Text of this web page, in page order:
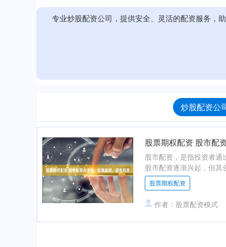
专业炒股配资公司，提供安全、灵活的配资服务，
炒股配资公
股票期权配资 股市配
股市配资，是指投资者
股市配资逐渐兴起，但
股票期权配资
作者：股票配资模式